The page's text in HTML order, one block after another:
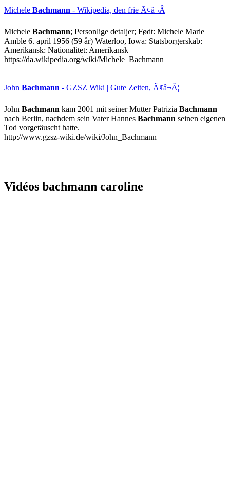
Michele Bachmann - Wikipedia, den frie Ã¢â¬Â¦
Michele Bachmann; Personlige detaljer; Født: Michele Marie
Amble 6. april 1956 (59 år) Waterloo, Iowa: Statsborgerskab:
Amerikansk: Nationalitet: Amerikansk
https://da.wikipedia.org/wiki/Michele_Bachmann
John Bachmann - GZSZ Wiki | Gute Zeiten, Ã¢â¬Â¦
John Bachmann kam 2001 mit seiner Mutter Patrizia Bachmann
nach Berlin, nachdem sein Vater Hannes Bachmann seinen eigenen
Tod vorgetäuscht hatte.
http://www.gzsz-wiki.de/wiki/John_Bachmann
Vidéos bachmann caroline